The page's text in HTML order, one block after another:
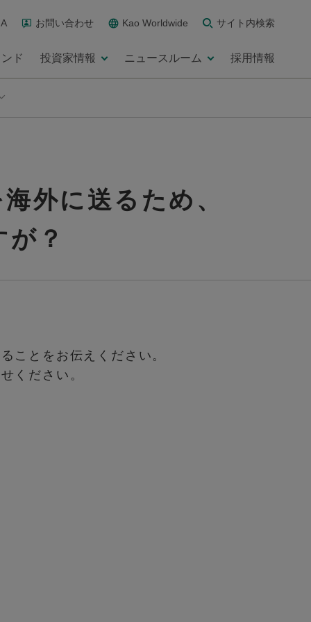
お問い合わせ Kao Worldwide サイト内検索
ド 投資家情報 ニュースルーム 採用情報
外に送るため、
？
ことをお伝えください。
ください。